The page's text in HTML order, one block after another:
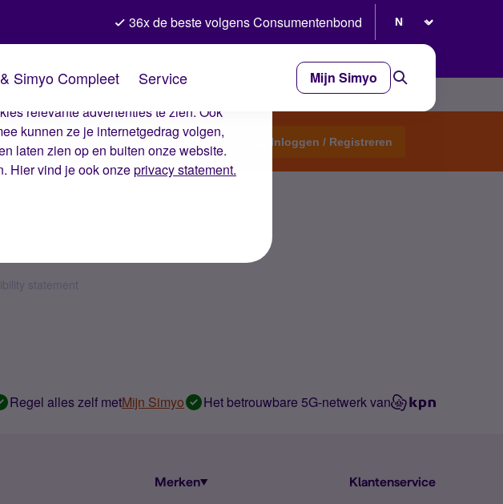
zorgen wij ervoor dat je ervaring op de
relevante advertenties te zien. Ook
kunnen ze je internetgedrag volgen,
laten zien op en buiten onze website.
Hier vind je ook onzeprivacy statement.
36x de beste volgens Consumentenbond
Simyo Compleet Service Mijn Simyo
Start een topic Inloggen / Registreren
statement
Regel alles zelf metMijn Simyo Het betrouwbare 5G-netwerk van
Merken Klantenservice